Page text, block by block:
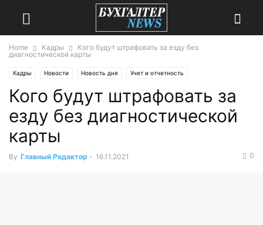
Home Кадры
Кого будут штрафовать за езду без
диагностической карты
Кадры Новости Новость дня Учет и отчетность
Учет и отчетность 2021
Кого будут штрафовать за
езду без диагностической
карты
By Главный Редактор - 16.11.2021 0